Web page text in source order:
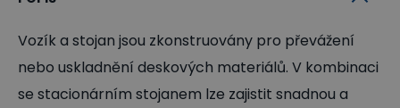
Vozík a stojan jsou zkonstruovány pro převážení
nebo uskladnění deskových materiálů. V kombinaci
se stacionárním stojanem lze zajistit snadnou a